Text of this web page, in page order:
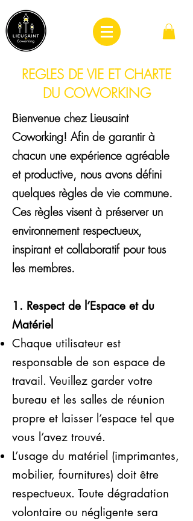
REGLES DE VIE ET CHARTE
DU COWORKING
Bienvenue chez Lieusaint
Coworking! Afin de garantir à
chacun une expérience agréable
et productive, nous avons défini
quelques règles de vie commune.
Ces règles visent à préserver un
environnement respectueux,
inspirant et collaboratif pour tous
les membres.
1. Respect de l’Espace et du
Matériel
Chaque utilisateur est
responsable de son espace de
travail. Veuillez garder votre
bureau et les salles de réunion
propre et laisser l’espace tel que
vous l’avez trouvé.
L’usage du matériel (imprimantes,
mobilier, fournitures) doit être
respectueux. Toute dégradation
volontaire ou négligente sera